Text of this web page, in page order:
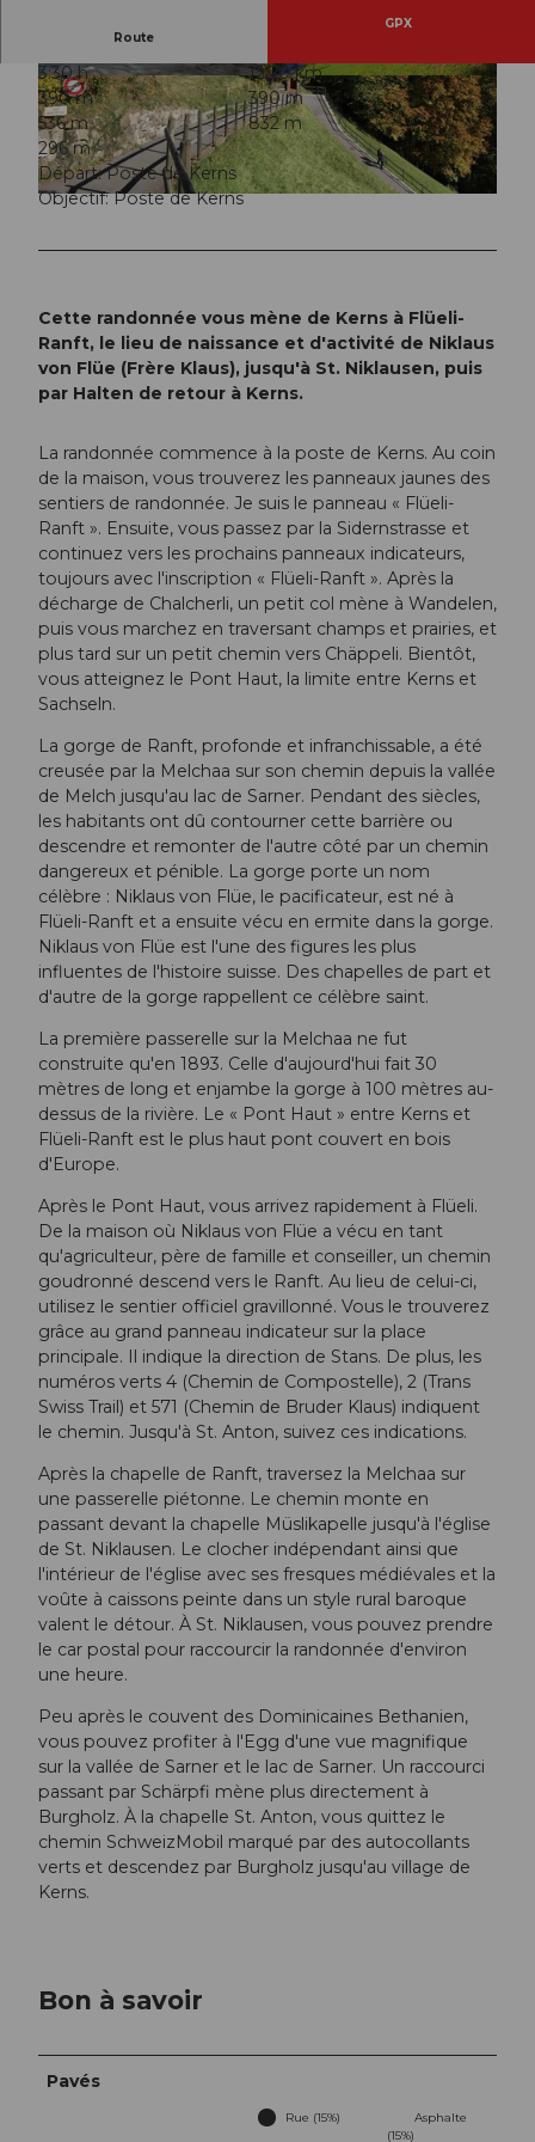
© Obwalden Tourismus, Obwalden Tourismus
© Obwalden Tourismus, Obwalden Tourismus © Obwalden Tourismus, Obwalden Tourismus
Route
GPX
3:30 h
12,20 km
390 m
390 m
536 m
832 m
296 m
Départ: Poste de Kerns
Objectif: Poste de Kerns
Cette randonnée vous mène de Kerns à Flüeli-
Ranft, le lieu de naissance et d'activité de Niklaus
von Flüe (Frère Klaus), jusqu'à St. Niklausen, puis
par Halten de retour à Kerns.
La randonnée commence à la poste de Kerns. Au coin
de la maison, vous trouverez les panneaux jaunes des
sentiers de randonnée. Je suis le panneau « Flüeli-
Ranft ». Ensuite, vous passez par la Sidernstrasse et
continuez vers les prochains panneaux indicateurs,
toujours avec l'inscription « Flüeli-Ranft ». Après la
décharge de Chalcherli, un petit col mène à Wandelen,
puis vous marchez en traversant champs et prairies, et
plus tard sur un petit chemin vers Chäppeli. Bientôt,
vous atteignez le Pont Haut, la limite entre Kerns et
Sachseln.
La gorge de Ranft, profonde et infranchissable, a été
creusée par la Melchaa sur son chemin depuis la vallée
de Melch jusqu'au lac de Sarner. Pendant des siècles,
les habitants ont dû contourner cette barrière ou
descendre et remonter de l'autre côté par un chemin
dangereux et pénible. La gorge porte un nom
célèbre : Niklaus von Flüe, le pacificateur, est né à
Flüeli-Ranft et a ensuite vécu en ermite dans la gorge.
Niklaus von Flüe est l'une des figures les plus
influentes de l'histoire suisse. Des chapelles de part et
d'autre de la gorge rappellent ce célèbre saint.
La première passerelle sur la Melchaa ne fut
construite qu'en 1893. Celle d'aujourd'hui fait 30
mètres de long et enjambe la gorge à 100 mètres au-
dessus de la rivière. Le « Pont Haut » entre Kerns et
Flüeli-Ranft est le plus haut pont couvert en bois
d'Europe.
Après le Pont Haut, vous arrivez rapidement à Flüeli.
De la maison où Niklaus von Flüe a vécu en tant
qu'agriculteur, père de famille et conseiller, un chemin
goudronné descend vers le Ranft. Au lieu de celui-ci,
utilisez le sentier officiel gravillonné. Vous le trouverez
grâce au grand panneau indicateur sur la place
principale. Il indique la direction de Stans. De plus, les
numéros verts 4 (Chemin de Compostelle), 2 (Trans
Swiss Trail) et 571 (Chemin de Bruder Klaus) indiquent
le chemin. Jusqu'à St. Anton, suivez ces indications.
Après la chapelle de Ranft, traversez la Melchaa sur
une passerelle piétonne. Le chemin monte en
passant devant la chapelle Müslikapelle jusqu'à l'église
de St. Niklausen. Le clocher indépendant ainsi que
l'intérieur de l'église avec ses fresques médiévales et la
voûte à caissons peinte dans un style rural baroque
valent le détour. À St. Niklausen, vous pouvez prendre
le car postal pour raccourcir la randonnée d'environ
une heure.
Peu après le couvent des Dominicaines Bethanien,
vous pouvez profiter à l'Egg d'une vue magnifique
sur la vallée de Sarner et le lac de Sarner. Un raccourci
passant par Schärpfi mène plus directement à
Burgholz. À la chapelle St. Anton, vous quittez le
chemin SchweizMobil marqué par des autocollants
verts et descendez par Burgholz jusqu'au village de
Kerns.
Bon à savoir
Pavés
Rue (15%)
Asphalte
(15%)